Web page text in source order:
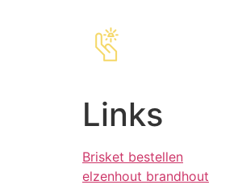
Links
Brisket bestellen
elzenhout brandhout